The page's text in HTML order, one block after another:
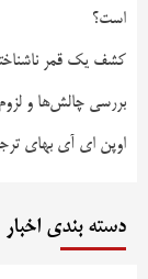
است؟
کشف یک قمر
بررسی چالش‌ها و
اوپن ای آی بهای
دسته بندی اخبار